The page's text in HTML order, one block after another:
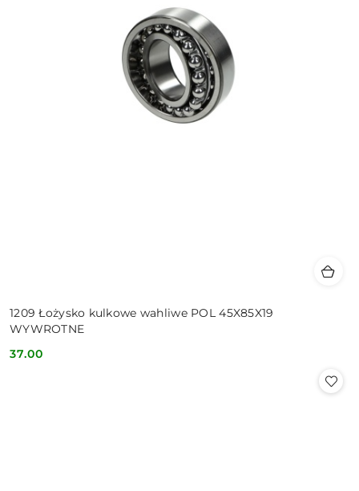
1209 Łożysko kulkowe wahliwe POL 45X85X19
WYWROTNE
Cena:
37.00